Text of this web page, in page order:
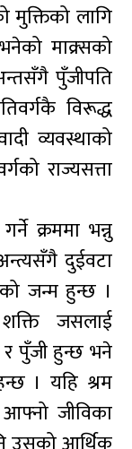
मुक्तिको लागि
माक्र्सको
पुँजीपति
विरूद्ध
व्यवस्थाको
राज्यसत्ता
क्रममा भन्नु
दुईवटा
जन्म हुन्छ ।
जसलाई
र पुँजी हुन्छ भने
। यहि श्रम
जीविका